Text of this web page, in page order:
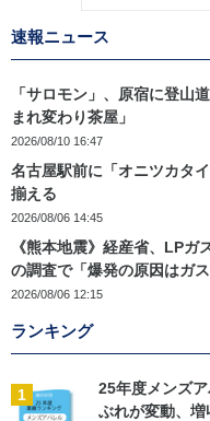
速報ニュース
「サロモン」、原宿に登
まれ変わり茶屋」
2026/08/10 16:47
名古屋駅前に「オニツカタ
揃える
2026/08/06 14:45
《熊本地震》経産省、LP
の調査で「爆発の原因はガス
2026/08/06 12:15
ランキング
1
25年度メンズ
ぶれが変動、